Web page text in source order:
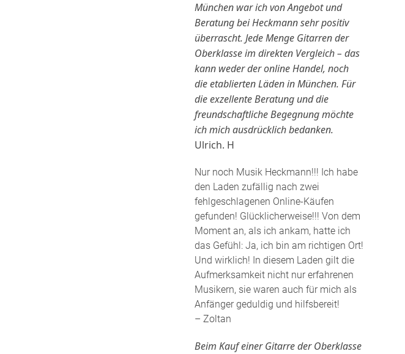
München war ich von Angebot und
Beratung bei Heckmann sehr positiv
überrascht. Jede Menge Gitarren der
Oberklasse im direkten Vergleich – das
kann weder der online Handel, noch
die etablierten Läden in München. Für
die exzellente Beratung und die
freundschaftliche Begegnung möchte
ich mich ausdrücklich bedanken.
Ulrich. H
Nur noch Musik Heckmann!!! Ich habe
den Laden zufällig nach zwei
fehlgeschlagenen Online-Käufen
gefunden! Glücklicherweise!!! Von dem
Moment an, als ich ankam, hatte ich
das Gefühl: Ja, ich bin am richtigen Ort!
Und wirklich! In diesem Laden gilt die
Aufmerksamkeit nicht nur erfahrenen
Musikern, sie waren auch für mich als
Anfänger geduldig und hilfsbereit!
– Zoltan
Beim Kauf einer Gitarre der Oberklasse